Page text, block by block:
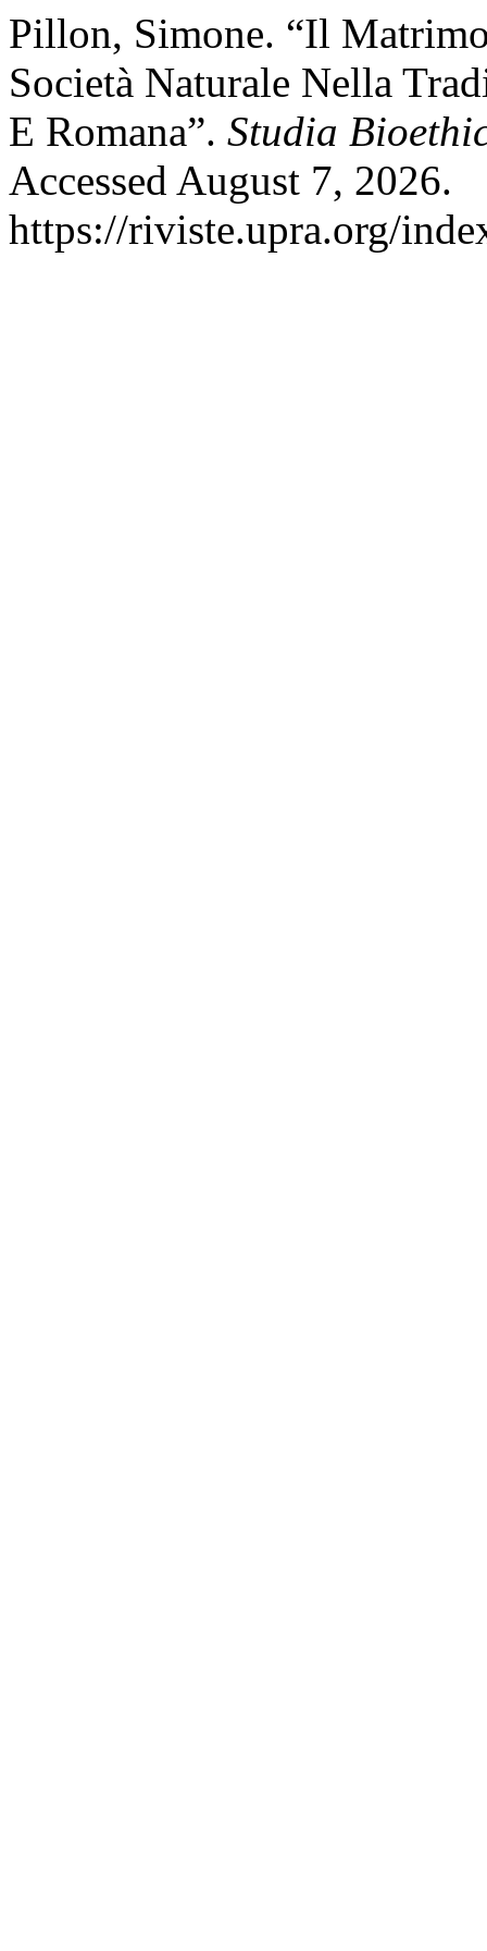
Pillon, Simone. “Il
Società Naturale Nella
E Romana”. Studia
Accessed August 7, 2026.
https://riviste.upra.org/